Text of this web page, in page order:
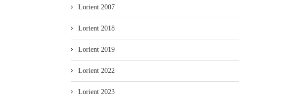
Lorient 2007
Lorient 2018
Lorient 2019
Lorient 2022
Lorient 2023